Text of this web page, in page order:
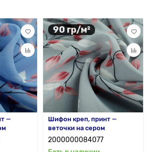
—
90 гр/м²
Шифон креп, принт —
веточки на сером
2000000084077